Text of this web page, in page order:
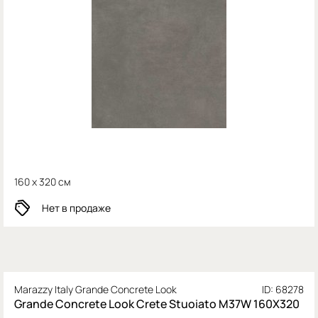
160 x 320 см
Нет в продаже
Marazzy Italy Grande Concrete Look ID: 68278
Grande Concrete Look Crete Stuoiato M37W 160X320